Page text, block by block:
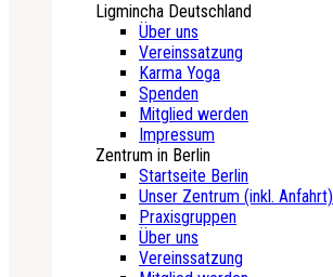
Ligmincha Deutschland
Über uns
Vereinssatzung
Karma Yoga
Spenden
Mitglied werden
Impressum
Zentrum in Berlin
Startseite Berlin
Unser Zentrum (inkl. Anfahrt)
Praxisgruppen
Über uns
Vereinssatzung